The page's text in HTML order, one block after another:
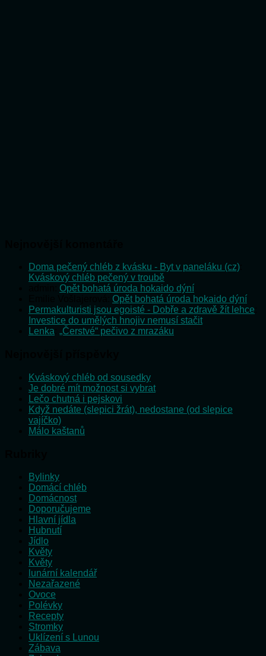
Doma pečený chléb z kvásku - Byt v paneláku (cz)
Kváskový chléb pečený v troubě
Opět bohatá úroda hokaido dýní
Opět bohatá úroda hokaido dýní
Permakulturisti jsou egoisté - Dobře a zdravě žít lehce
Investice do umělých hnojiv nemusí stačit
Lenka „Čerstvé“ pečivo z mrazáku
Kváskový chléb od sousedky
Je dobré mít možnost si vybrat
Lečo chutná i pejskovi
Když nedáte (slepici žrát), nedostane (od slepice
vajíčko)
Málo kaštanů
Bylinky
Domácí chléb
Domácnost
Doporučujeme
Hlavní jídla
Hubnutí
Jídlo
Květy
Květy
lunární kalendář
Nezařazené
Ovoce
Polévky
Recepty
Stromky
Uklízení s Lunou
Zábava